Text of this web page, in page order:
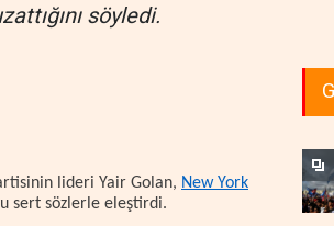
söyledi.
lideri Yair Golan, New York
sert sözlerle eleştirdi.